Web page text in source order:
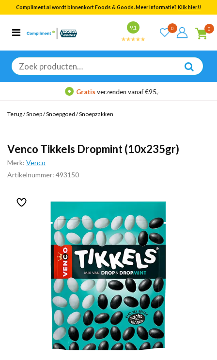
Compliment.nl wordt binnenkort Foods & Goods. Meer informatie? Klik hier!!
9.1 0 0
Zoeken
naar:
Categorieën
Bekijk alle resultaten
Gratisverzenden vanaf €95,-
Terug/Snoep/Snoepgoed /Snoepzakken
Venco Tikkels Dropmint (10x235gr)
Merk: Venco
Artikelnummer: 493150